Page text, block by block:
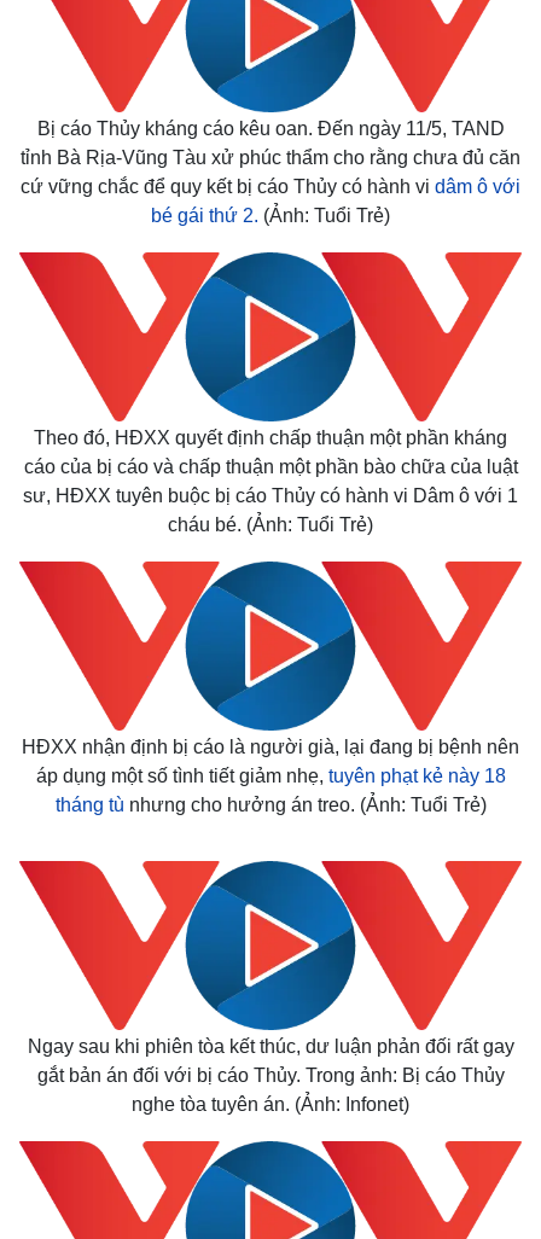
Infographic
Bị cáo Thủy kháng cáo kêu oan. Đến ngày 11/5, TAND
tỉnh Bà Rịa-Vũng Tàu xử phúc thẩm cho rằng chưa đủ căn
cứ vững chắc để quy kết bị cáo Thủy có hành vi dâm ô với
bé gái thứ 2. (Ảnh: Tuổi Trẻ)
Theo đó, HĐXX quyết định chấp thuận một phần kháng
cáo của bị cáo và chấp thuận một phần bào chữa của luật
sư, HĐXX tuyên buộc bị cáo Thủy có hành vi Dâm ô với 1
cháu bé. (Ảnh: Tuổi Trẻ)
HĐXX nhận định bị cáo là người già, lại đang bị bệnh nên
áp dụng một số tình tiết giảm nhẹ, tuyên phạt kẻ này 18
tháng tù nhưng cho hưởng án treo. (Ảnh: Tuổi Trẻ)
Ngay sau khi phiên tòa kết thúc, dư luận phản đối rất gay
gắt bản án đối với bị cáo Thủy. Trong ảnh: Bị cáo Thủy
nghe tòa tuyên án. (Ảnh: Infonet)